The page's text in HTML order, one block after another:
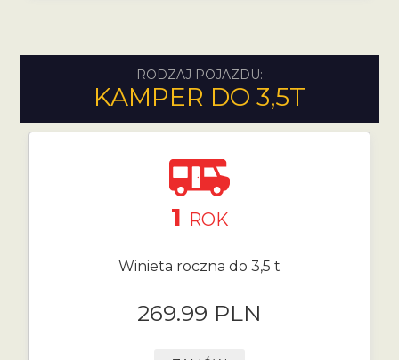
RODZAJ POJAZDU:
KAMPER DO 3,5T
1 ROK
Winieta roczna do 3,5 t
269.99 PLN